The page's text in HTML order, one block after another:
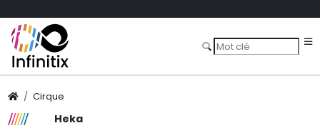
Cirque
Heka